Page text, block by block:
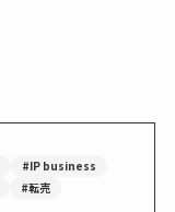
#IP business
#転売